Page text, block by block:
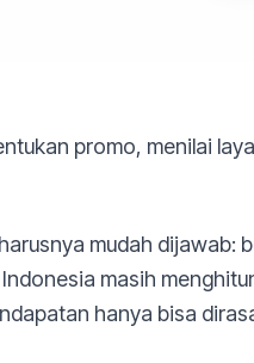
promo, menilai
mudah dijawab:
masih
hanya bisa